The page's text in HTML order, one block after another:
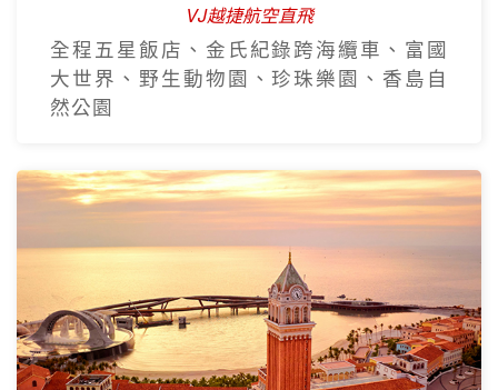
VJ越捷航空直飛
全程五星飯店、金氏紀錄跨海纜車、富國
大世界、野生動物園、珍珠樂園、香島自
然公園